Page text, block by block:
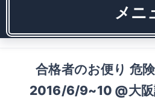
メニ
合格者のお便り 危
2016/6/9~10 @大阪